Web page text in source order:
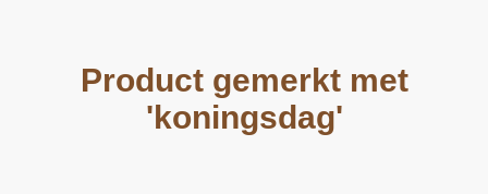
Product gemerkt met
'koningsdag'